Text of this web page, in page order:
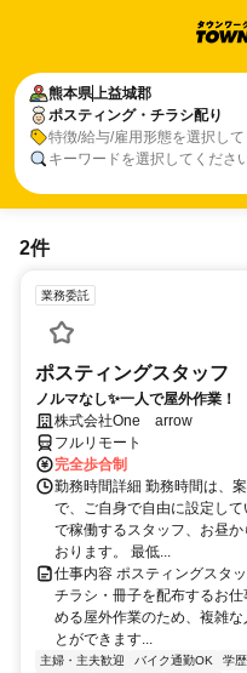
熊本県上益城郡
ポスティング・チラシ配り
特徴/給与/雇用形態を選択し
キーワードを選択してくださ
2件
業務委託
ポスティングスタッフ
ノルマなし✨一人で屋外作業！
株式会社One arrow
フルリモート
完全歩合制
勤務時間詳細 勤務時間は、
で、ご自身で自由に設定し
で稼働するスタッフ、お昼
おります。 最低...
仕事内容 ポスティングスタ
チラシ・冊子を配布するお
める屋外作業のため、複雑
とができます...
主婦・主夫歓迎 バイク通勤OK 学